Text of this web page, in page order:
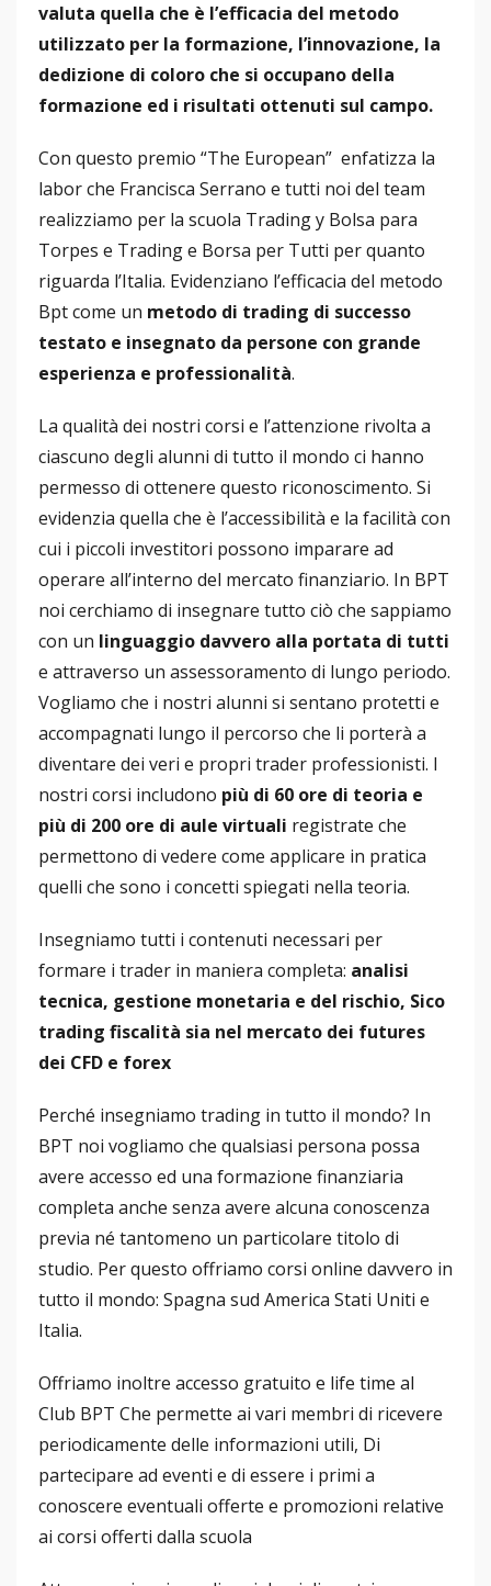
valuta quella che è l’efficacia del metodo
utilizzato per la formazione, l’innovazione, la
dedizione di coloro che si occupano della
formazione ed i risultati ottenuti sul campo.
Con questo premio “The European” enfatizza la
labor che Francisca Serrano e tutti noi del team
realizziamo per la scuola Trading y Bolsa para
Torpes e Trading e Borsa per Tutti per quanto
riguarda l’Italia. Evidenziano l’efficacia del metodo
Bpt come un metodo di trading di successo
testato e insegnato da persone con grande
esperienza e professionalità.
La qualità dei nostri corsi e l’attenzione rivolta a
ciascuno degli alunni di tutto il mondo ci hanno
permesso di ottenere questo riconoscimento. Si
evidenzia quella che è l’accessibilità e la facilità con
cui i piccoli investitori possono imparare ad
operare all’interno del mercato finanziario. In BPT
noi cerchiamo di insegnare tutto ciò che sappiamo
con un linguaggio davvero alla portata di tutti
e attraverso un assessoramento di lungo periodo.
Vogliamo che i nostri alunni si sentano protetti e
accompagnati lungo il percorso che li porterà a
diventare dei veri e propri trader professionisti. I
nostri corsi includono più di 60 ore di teoria e
più di 200 ore di aule virtuali registrate che
permettono di vedere come applicare in pratica
quelli che sono i concetti spiegati nella teoria.
Insegniamo tutti i contenuti necessari per
formare i trader in maniera completa: analisi
tecnica, gestione monetaria e del rischio, Sico
trading fiscalità sia nel mercato dei futures
dei CFD e forex
Perché insegniamo trading in tutto il mondo? In
BPT noi vogliamo che qualsiasi persona possa
avere accesso ed una formazione finanziaria
completa anche senza avere alcuna conoscenza
previa né tantomeno un particolare titolo di
studio. Per questo offriamo corsi online davvero in
tutto il mondo: Spagna sud America Stati Uniti e
Italia.
Offriamo inoltre accesso gratuito e life time al
Club BPT Che permette ai vari membri di ricevere
periodicamente delle informazioni utili, Di
partecipare ad eventi e di essere i primi a
conoscere eventuali offerte e promozioni relative
ai corsi offerti dalla scuola